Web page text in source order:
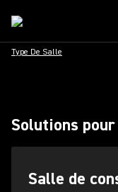
Type De Salle
Solutions
Salle de